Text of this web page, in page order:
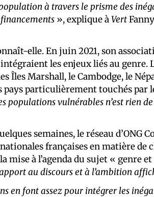
à travers le prisme des
», explique àVert
elle. En juin 2021, son
les enjeux liés au genre.
Îles Marshall, le Cambodge, le
pays particulièrement touchés par
populations vulnérables n’est rien
semaines, le réseau d’ONG
françaises en matière de
mise à l’agenda du sujet « genre
au discours et à l’ambition
en font assez pour intégrer les